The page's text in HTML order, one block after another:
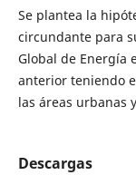
Se plantea la
circundante para
Global de Energía
anterior teniendo
las áreas urbanas
Descargas